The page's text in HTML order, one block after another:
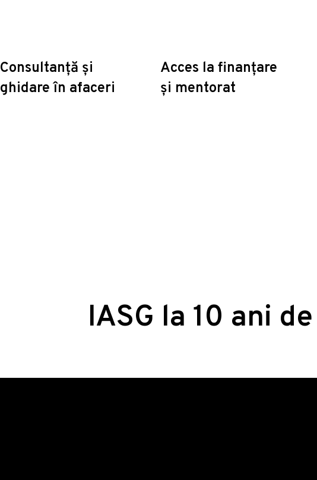
Consultanță și
ghidare în afaceri
Acces la finanțare
și mentorat
IASG la 10 ani